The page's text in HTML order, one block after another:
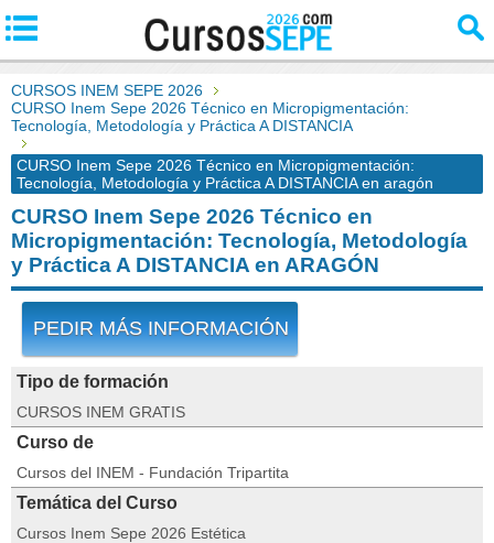
CURSOS INEM SEPE 2026
CURSO Inem Sepe 2026 Técnico en Micropigmentación:
Tecnología, Metodología y Práctica A DISTANCIA
CURSO Inem Sepe 2026 Técnico en Micropigmentación:
Tecnología, Metodología y Práctica A DISTANCIA en aragón
CURSO Inem Sepe 2026 Técnico en
Micropigmentación: Tecnología, Metodología
y Práctica A DISTANCIA en ARAGÓN
PEDIR MÁS INFORMACIÓN
Tipo de formación
CURSOS INEM GRATIS
Curso de
Cursos del INEM - Fundación Tripartita
Temática del Curso
Cursos Inem Sepe 2026 Estética